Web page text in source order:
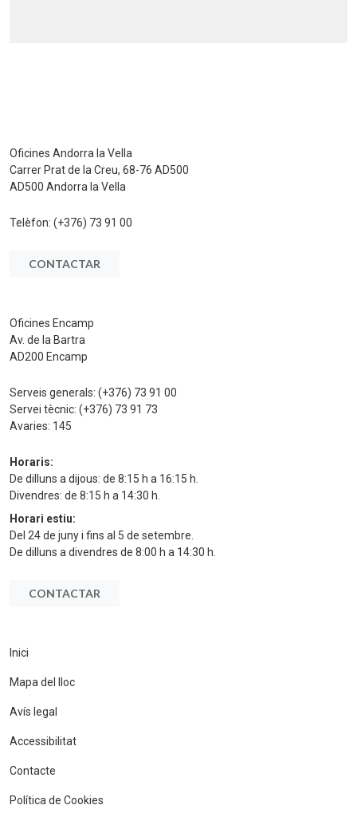
Oficines Andorra la Vella
Carrer Prat de la Creu, 68-76 AD500
AD500 Andorra la Vella
Telèfon: (+376) 73 91 00
CONTACTAR
Oficines Encamp
Av. de la Bartra
AD200 Encamp
Serveis generals: (+376) 73 91 00
Servei tècnic: (+376) 73 91 73
Avaries: 145
Horaris:
De dilluns a dijous: de 8:15 h a 16:15 h.
Divendres: de 8:15 h a 14:30 h.
Horari estiu:
Del 24 de juny i fins al 5 de setembre.
De dilluns a divendres de 8:00 h a 14:30 h.
CONTACTAR
Inici
Mapa del lloc
Avís legal
Accessibilitat
Contacte
Política de Cookies